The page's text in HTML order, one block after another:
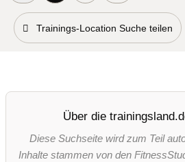
Trainings-Location Suche teilen
Über die
Diese Suchseite wird zum Teil
Inhalte stammen von den